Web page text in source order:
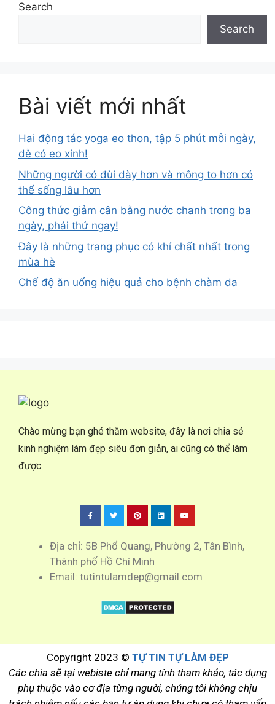
Search
Search
Bài viết mới nhất
Hai động tác yoga eo thon, tập 5 phút mỗi ngày,
dễ có eo xinh!
Những người có đùi dày hơn và mông to hơn có
thể sống lâu hơn
Công thức giảm cân bằng nước chanh trong ba
ngày, phải thử ngay!
Đây là những trang phục có khí chất nhất trong
mùa hè
Chế độ ăn uống hiệu quả cho bệnh chàm da
Chào mừng bạn ghé thăm website, đây là nơi chia sẻ
kinh nghiệm làm đẹp siêu đơn giản, ai cũng có thể làm
được.
Địa chỉ: 5B Phổ Quang, Phường 2, Tân Bình,
Thành phố Hồ Chí Minh
Email: tutintulamdep@gmail.com
Copyright 2023 © TỰ TIN TỰ LÀM ĐẸP
Các chia sẽ tại webiste chỉ mang tính tham khảo, tác dụng
phụ thuộc vào cơ địa từng người, chúng tôi không chịu